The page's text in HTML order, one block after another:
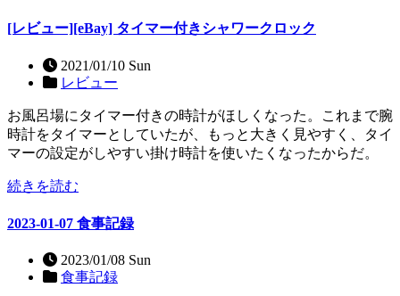
[レビュー][eBay] タイマー付きシャワークロック
2021/01/10 Sun
レビュー
お風呂場にタイマー付きの時計がほしくなった。これまで腕
時計をタイマーとしていたが、もっと大きく見やすく、タイ
マーの設定がしやすい掛け時計を使いたくなったからだ。
続きを読む
2023-01-07 食事記録
2023/01/08 Sun
食事記録